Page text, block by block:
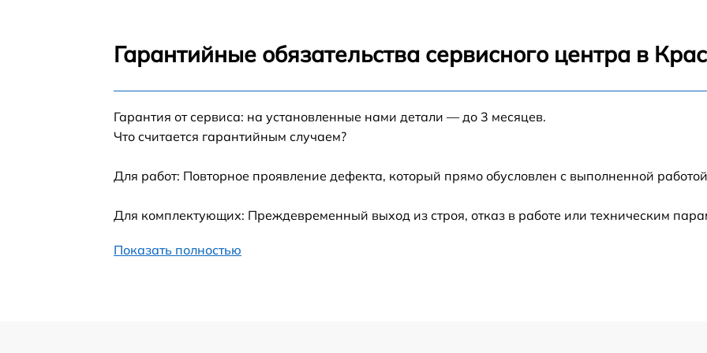
Замена системы охлаждения Microsoft Go 2 от 70 мин
Замена оперативной памяти Microsoft Go 2 от 50 мин
Замена тачпада Microsoft Go 2
Гарантийные обязательства сервисного центра в
Гарантия от сервиса: на установленные нами детали — до 3 месяцев.
Что считается гарантийным случаем?
Для работ: Повторное проявление дефекта, который прямо обусловлен с выполненной
Для комплектующих: Преждевременный выход из строя, отказ в работе или техническим
Показать полностью